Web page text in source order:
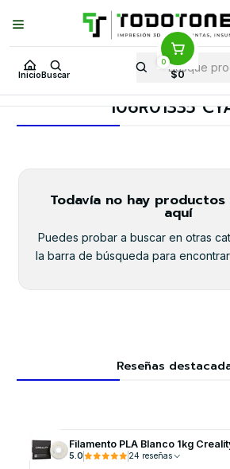
Inicio Buscar
0
$0
Puedes Elegir: Comprar enTienda·
Tienda en24 Horas
Inicio Toner y tambor Toner Alternativo
106R01335 CYAN
106R01335
Todavía no hay
aquí
Puedes probar a buscar en otras
la barra de búsqueda para
Reseñas
Filamento PLA Blanco 1kg
5.0 24 reseñas